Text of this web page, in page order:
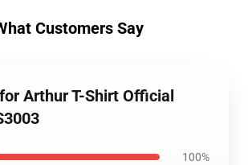
Customers Say
Arthur T-Shirt Official
100%